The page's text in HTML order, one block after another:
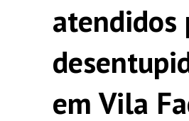
atendidos
em Vila